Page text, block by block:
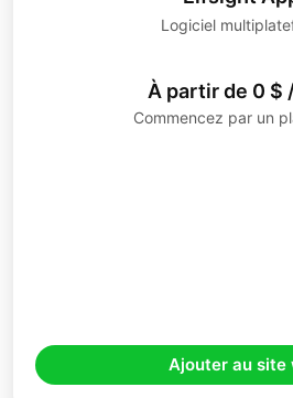
Logiciel
À partir de 0 $
Commencez par un
Ajouter au site